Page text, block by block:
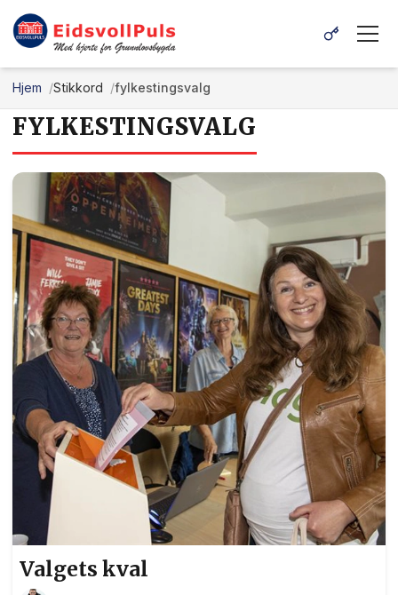
Hjem Stikkord fylkestingsvalg
FYLKESTINGSVALG
Valgets kval